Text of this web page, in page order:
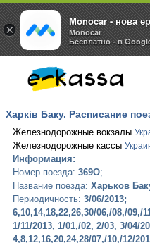
Харків Баку. Расписание
Железнодорожные вокзалы
Железнодорожные кассы
Информация:
Номер поезда: 369О;
Название поезда: Харьков
Периодичность: 3/06/2013;
6,10,14,18,22,26,30/06,/08,/09,/
1/11/2013, 1/01,/02, 2/03, 3/04/
4,8,12,16,20,24,28/07,/10,/12/
×
Monocar - нова
Monocar
Бесплатно - в